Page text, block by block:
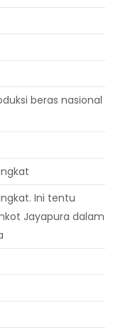
beras nasional
Ini tentu
Jayapura dalam